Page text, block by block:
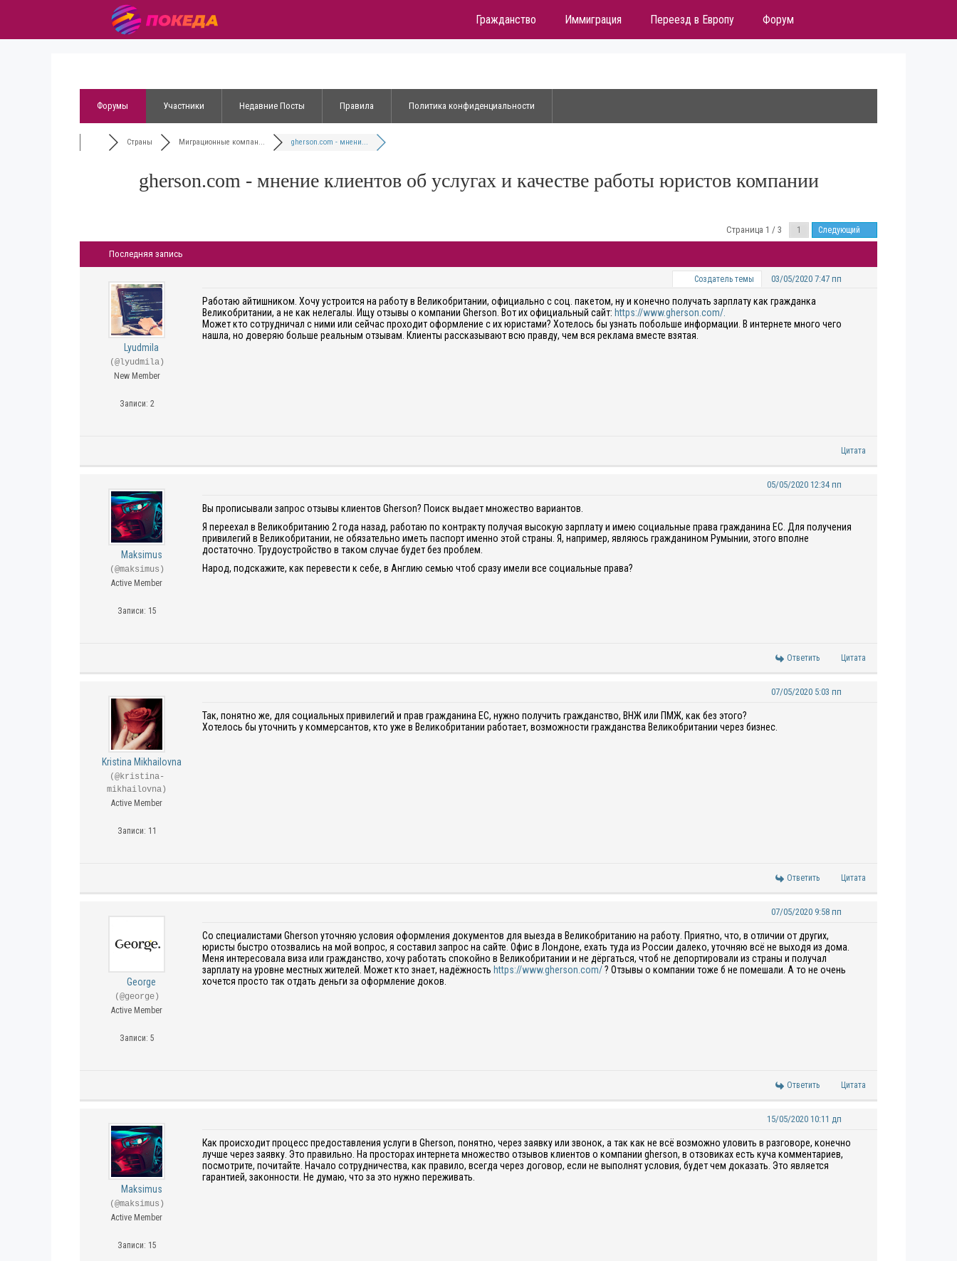
Гражданство Иммиграция Переезд в Европу Форум
Форумы Участники Недавние Посты Правила Политика конфиденциальности
Страны Миграционные компан... gherson.com - мнени...
gherson.com - мнение клиентов об услугах и качестве работы юристов компании
Страница 1 / 3 Следующий
Последняя запись
Lyudmila
(@lyudmila)
New Member
Записи: 2
Создатель темы 03/05/2020 7:47 пп
Работаю айтишником. Хочу устроится на работу в Великобритании, официально с соц. пакетом, ну и конечно получать зарплату как гражданка
Великобритании, а не как нелегалы. Ищу отзывы о компании Gherson. Вот их официальный сайт: https://www.gherson.com/.
Может кто сотрудничал с ними или сейчас проходит оформление с их юристами? Хотелось бы узнать побольше информации. В интернете много чего
нашла, но доверяю больше реальным отзывам. Клиенты рассказывают всю правду, чем вся реклама вместе взятая.
Цитата
Maksimus
(@maksimus)
Active Member
Записи: 15
05/05/2020 12:34 пп
Вы прописывали запрос отзывы клиентов Gherson? Поиск выдает множество вариантов.
Я переехал в Великобританию 2 года назад, работаю по контракту получая высокую зарплату и имею социальные права гражданина ЕС. Для получения
привилегий в Великобритании, не обязательно иметь паспорт именно этой страны. Я, например, являюсь гражданином Румынии, этого вполне
достаточно. Трудоустройство в таком случае будет без проблем.
Народ, подскажите, как перевести к себе, в Англию семью чтоб сразу имели все социальные права?
Ответить Цитата
Kristina Mikhailovna
(@kristina-
mikhailovna)
Active Member
Записи: 11
07/05/2020 5:03 пп
Так, понятно же, для социальных привилегий и прав гражданина ЕС, нужно получить гражданство, ВНЖ или ПМЖ, как без этого?
Хотелось бы уточнить у коммерсантов, кто уже в Великобритании работает, возможности гражданства Великобритании через бизнес.
Ответить Цитата
George
(@george)
Active Member
Записи: 5
07/05/2020 9:58 пп
Со специалистами Gherson уточняю условия оформления документов для выезда в Великобританию на работу. Приятно, что, в отличии от других,
юристы быстро отозвались на мой вопрос, я составил запрос на сайте. Офис в Лондоне, ехать туда из России далеко, уточняю всё не выходя из дома.
Меня интересовала виза или гражданство, хочу работать спокойно в Великобритании и не дёргаться, чтоб не депортировали из страны и получал
зарплату на уровне местных жителей. Может кто знает, надёжность https://www.gherson.com/
хочется просто так отдать деньги за оформление доков.
Ответить Цитата
Maksimus
(@maksimus)
Active Member
Записи: 15
15/05/2020 10:11 дп
Как происходит процесс предоставления услуги в Gherson, понятно, через заявку или звонок, а так как не всё возможно уловить в разговоре, конечно
лучше через заявку. Это правильно. На просторах интернета множество отзывов клиентов о компании gherson, в отзовиках есть куча комментариев,
посмотрите, почитайте. Начало сотрудничества, как правило, всегда через договор, если не выполнят условия, будет чем доказать. Это является
гарантией, законности. Не думаю, что за это нужно переживать.